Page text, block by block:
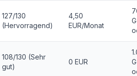
127/130
(Hervorragend)
4,50
EUR/Monat
108/130 (Sehr
gut)
0 EUR